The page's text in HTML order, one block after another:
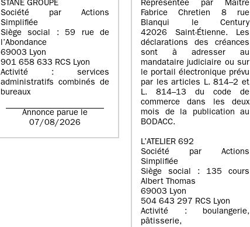
STANE GROUPE
Société par Actions
Simplifiée
Siège social : 59 rue de
l’Abondance
69003 Lyon
901 658 633 RCS Lyon
Activité : services
administratifs combinés de
bureaux
Annonce parue le
07/08/2026
Représentée par Maître
Fabrice Chretien 8 rue
Blanqui le Century
42026 Saint-Étienne. Les
déclarations des créances
sont à adresser au
mandataire judiciaire ou sur
le portail électronique prévu
par les articles L. 814–2 et
L. 814–13 du code de
commerce dans les deux
mois de la publication au
BODACC.
L’ATELIER 692
Société par Actions
Simplifiée
Siège social : 135 cours
Albert Thomas
69003 Lyon
504 643 297 RCS Lyon
Activité : boulangerie,
pâtisserie,